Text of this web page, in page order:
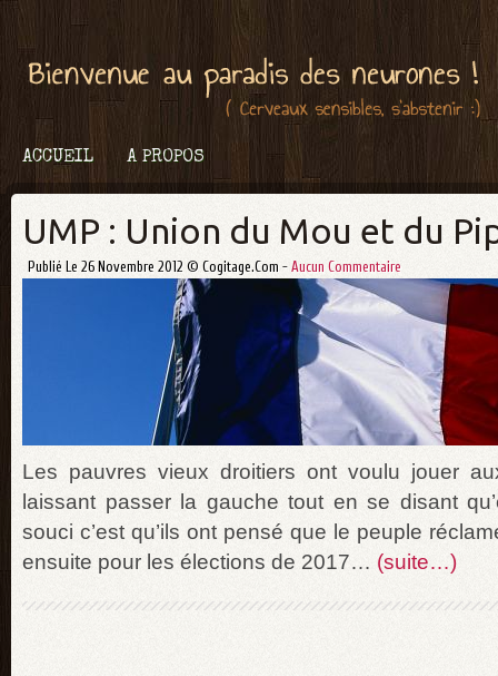
ACCUEIL A PROPOS
UMP : Union du Mou et du
Publié Le 26 Novembre 2012 © Cogitage.com - Aucun Commentaire
Les pauvres vieux droitiers ont voulu jouer
laissant passer la gauche tout en se disant
souci c’est qu’ils ont pensé que le peuple
ensuite pour les élections de 2017… (suite…)